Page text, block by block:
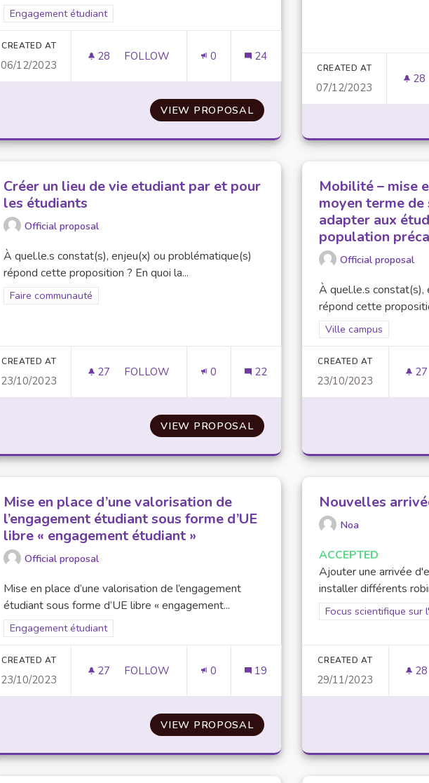
Filter results for scope: Engagement étudiant
Engagement étudiant
CREATED AT
06/12/2023
28 28 FOLLOWERS
FOLLOW
CRÉER UN KIT "RESSOURCES" POUR LES ASSOCIATIONS
0 24
VIEW PROPOSALCRÉER UN KIT "RESSOURCES"
CREATED AT
07/12/2023
28
Créer un lieu de vie etudiant par et pour
les étudiants
Official proposal
À quel.le.s constat(s), enjeu(x) ou problématique(s)
répond cette proposition ? En quoi la...
Filter results for scope: Faire communauté
Faire communauté
CREATED AT
23/10/2023
27 27 FOLLOWERS
FOLLOW
CRÉER UN LIEU DE VIE ETUDIANT PAR ET POUR LES
0 22
VIEW PROPOSALCRÉER UN LIEU DE VIE
Mobilité – mise
moyen terme
adapter aux
population
Official proposal
À quel.le.s constat(s),
répond cette
Filter results for scope:
Ville campus
CREATED AT
23/10/2023
27
Mise en place d’une valorisation de
l’engagement étudiant sous forme d’UE
libre « engagement étudiant »
Official proposal
Mise en place d’une valorisation de l’engagement
étudiant sous forme d’UE libre « engagement...
Filter results for scope: Engagement étudiant
Engagement étudiant
CREATED AT
23/10/2023
27 27 FOLLOWERS
FOLLOW
MISE EN PLACE D’UNE VALORISATION DE
0 19
VIEW PROPOSALMISE EN PLACE D’UNE
Nouvelles
Noa
ACCEPTED
Ajouter une arrivée
installer différents
Filter results for
Focus scientifique sur
CREATED AT
29/11/2023
28